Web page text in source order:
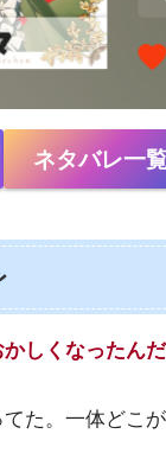
ネタバレ一
しくなったんだ
てた。一体どこ